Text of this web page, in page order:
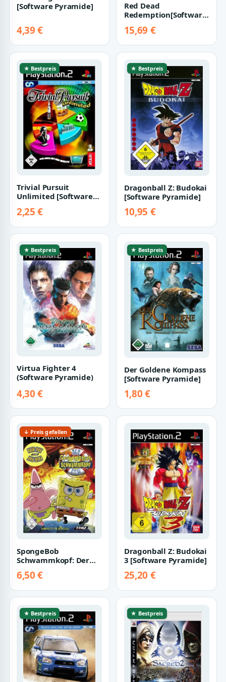
[Software Pyramide]
4,39 €
Red Dead
Redemption[Software
15,69 €
★ Bestpreis
Trivial Pursuit
Unlimited [Software
2,25 €
★ Bestpreis
Dragonball Z: Budokai
[Software Pyramide]
10,95 €
★ Bestpreis
Virtua Fighter 4
(Software Pyramide)
4,30 €
★ Bestpreis
Der Goldene Kompass
[Software Pyramide]
1,80 €
↓ Preis gefallen
SpongeBob
Schwammkopf: Der
Film [Software
Pyramide]
6,50 €
Dragonball Z: Budokai
3 [Software Pyramide]
25,20 €
★ Bestpreis ★ Bestpreis